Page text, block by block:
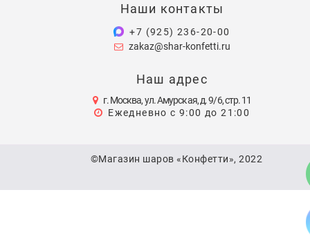
Наши контакты
+7 (925) 236-20-00
zakaz@shar-konfetti.ru
Наш адрес
г. Москва, ул. Амурская, д. 9/6, стр. 11
Ежедневно с 9:00 до 21:00
©Магазин шаров «Конфетти», 2022